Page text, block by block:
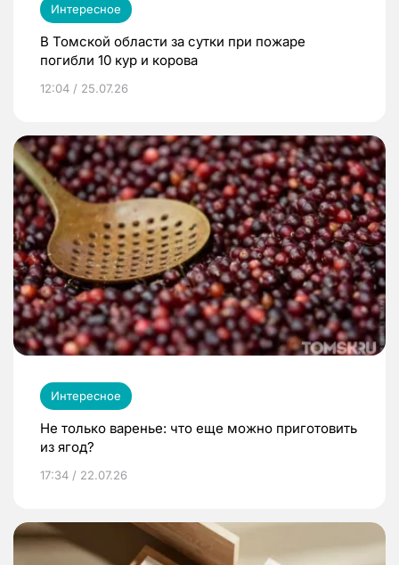
Интересное
В Томской области за сутки при пожаре
погибли 10 кур и корова
12:04 / 25.07.26
Интересное
Не только варенье: что еще можно приготовить
из ягод?
17:34 / 22.07.26